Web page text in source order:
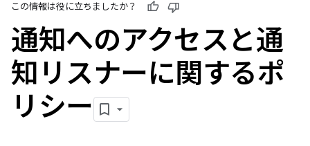
この情報は役に立ちましたか？
通知へのアクセスと通
知リスナーに関するポ
リシー